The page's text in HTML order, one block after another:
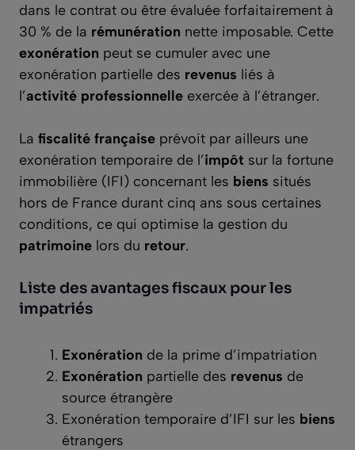
dans le contrat ou être évaluée forfaitairement à
30 % de la rémunération nette imposable. Cette
exonération peut se cumuler avec une
exonération partielle des revenus liés à
l’activité professionnelle exercée à l’étranger.
La fiscalité française prévoit par ailleurs une
exonération temporaire de l’impôt sur la fortune
immobilière (IFI) concernant les biens situés
hors de France durant cinq ans sous certaines
conditions, ce qui optimise la gestion du
patrimoine lors du retour.
Liste des avantages fiscaux pour les
impatriés
Exonération de la prime d’impatriation
Exonération partielle des revenus de
source étrangère
Exonération temporaire d’IFI sur les biens
étrangers